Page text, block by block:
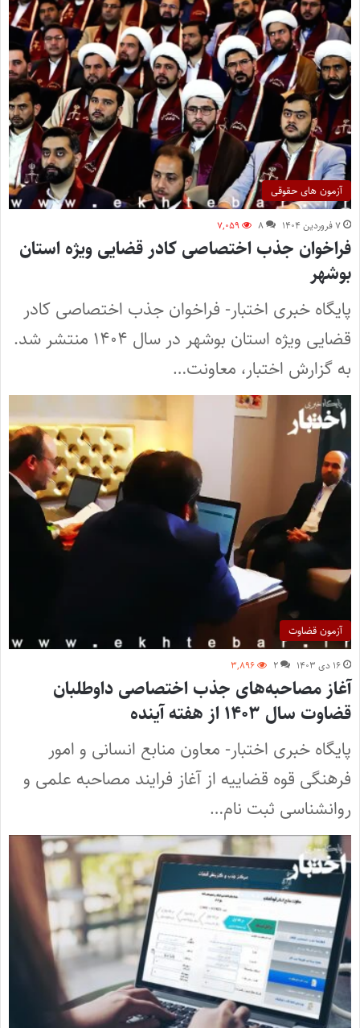
آزمون های حقوقی
۷ فروردین ۱۴۰۴ ۸ ۷,۰۵۹
فراخوان جذب اختصاصی کادر قضایی ویژه استان
بوشهر
پایگاه خبری اختبار- فراخوان جذب اختصاصی کادر
قضایی ویژه استان بوشهر در سال ۱۴۰۴ منتشر شد.
به گزارش اختبار، معاونت…
آزمون قضاوت
۱۶ دی ۱۴۰۳ ۲ ۳,۸۹۶
آغاز مصاحبه‌های جذب اختصاصی داوطلبان
قضاوت سال ۱۴۰۳ از هفته آینده
پایگاه خبری اختبار- معاون منابع انسانی و امور
فرهنگی قوه قضاییه از آغاز فرایند مصاحبه علمی و
روانشناسی ثبت نام…